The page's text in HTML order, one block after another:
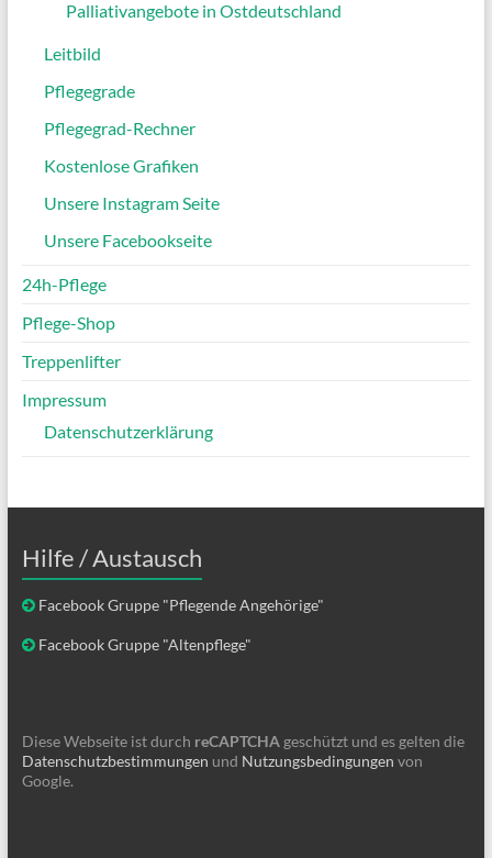
Palliativangebote in Ostdeutschland
Leitbild
Pflegegrade
Pflegegrad-Rechner
Kostenlose Grafiken
Unsere Instagram Seite
Unsere Facebookseite
24h-Pflege
Pflege-Shop
Treppenlifter
Impressum
Datenschutzerklärung
Hilfe / Austausch
Facebook Gruppe "Pflegende Angehörige"
Facebook Gruppe "Altenpflege"
Diese Webseite ist durch reCAPTCHAgeschützt und es gelten die
Datenschutzbestimmungen und Nutzungsbedingungen von
Google.